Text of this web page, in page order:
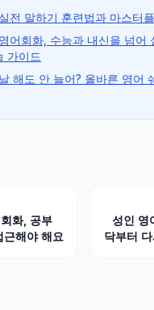
전 말하기 훈련법과 마스터
어회화, 수능과 내신을 넘어
가이드
해도 안 늘어? 올바른 영어
화, 공부
근해야 해요
성인 영
닥부터